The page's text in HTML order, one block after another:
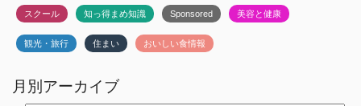
スクール 知っ得まめ知識 Sponsored 美容と健康
観光・旅行 住まい おいしい食情報
月別アーカイブ